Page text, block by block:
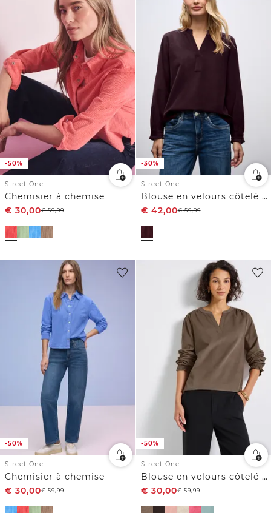
-50%
Street One
Chemisier à chemise
€ 30,00€59,99
-30%
Street One
Blouse en velours côtelé avec volants
€ 42,00€59,99
-50%
Street One
Chemisier à chemise
€ 30,00€59,99
-50%
Street One
Blouse en velours côtelé avec détails à volants
€ 30,00€59,99